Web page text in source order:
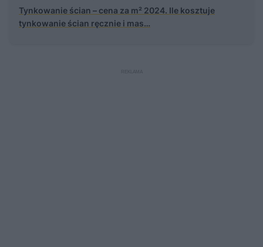
Tynkowanie ścian – cena za m² 2024. Ile kosztuje
tynkowanie ścian ręcznie i mas…